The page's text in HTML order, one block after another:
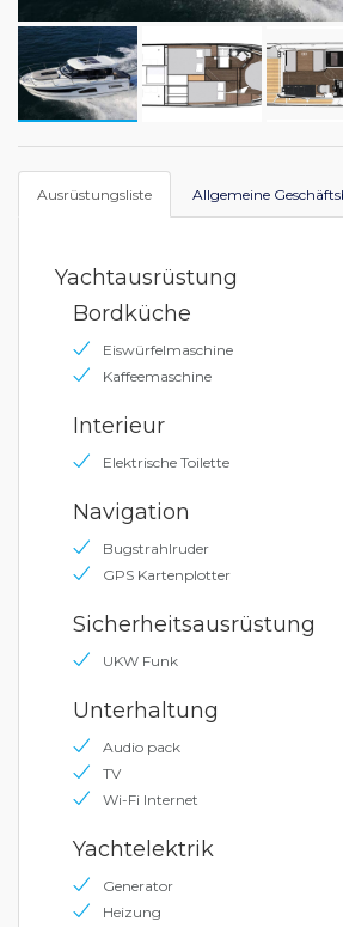
Ausrüstungsliste Allgemeine
Yachtausrüstung
Bordküche
Eiswürfelmaschine
Kaffeemaschine
Interieur
Elektrische Toilette
Navigation
Bugstrahlruder
GPS Kartenplotter
Sicherheitsausrüstung
UKW Funk
Unterhaltung
Audio pack
TV
Wi-Fi Internet
Yachtelektrik
Generator
Heizung